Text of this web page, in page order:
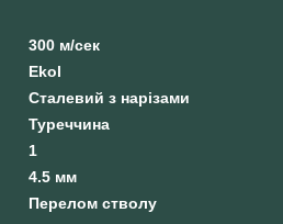
300 м/сек
Ekol
Сталевий з нарізами
Туреччина
1
4.5 мм
Перелом стволу